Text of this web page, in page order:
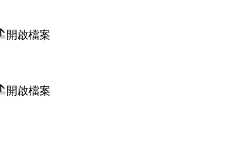
開啟檔案
開啟檔案